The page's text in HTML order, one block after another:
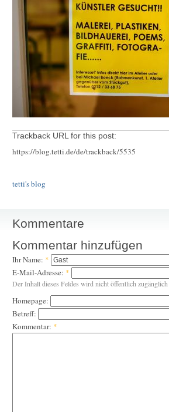
Trackback URL for this post:
https://blog.tetti.de/de/trackback/5535
tetti's blog
Kommentare
Kommentar hinzufügen
Ihr Name: *
E-Mail-Adresse: *
Der Inhalt dieses Feldes wird nicht öffentlich zugänglich
Homepage:
Betreff:
Kommentar: *